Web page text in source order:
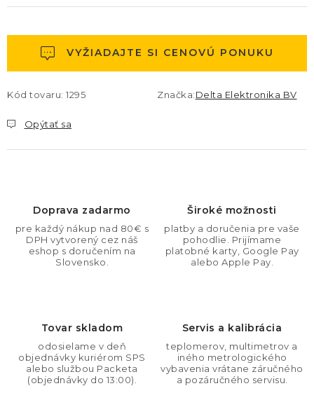
VYŽIADAJTE SI CENOVÚ PONUKU
Kód tovaru: 1295 Značka:Delta Elektronika BV
Opýtať sa
Doprava zadarmo
pre každý nákup nad 80€ s
DPH vytvorený cez náš
eshop s doručením na
Slovensko.
Široké možnosti
platby a doručenia pre vaše
pohodlie. Prijímame
platobné karty, Google Pay
alebo Apple Pay.
Tovar skladom
odosielame v deň
objednávky kuriérom SPS
alebo službou Packeta
(objednávky do 13:00).
Servis a kalibrácia
teplomerov, multimetrov a
iného metrologického
vybavenia vrátane záručného
a pozáručného servisu.